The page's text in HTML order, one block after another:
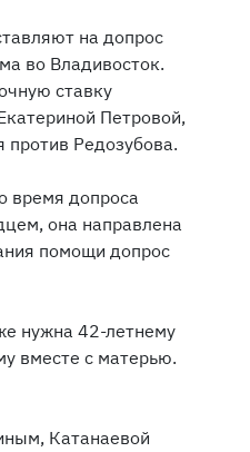
на допрос
во Владивосток.
ставку
Петровой,
против Редозубова.
время допроса
она направлена
помощи допрос
нужна 42-летнему
вместе с матерью.
Катанаевой